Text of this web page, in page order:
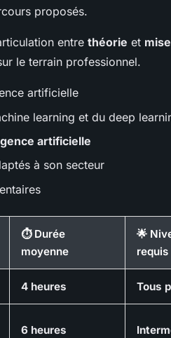
proposés.
entre théorie et
le terrain professionnel.
artificielle
learning et du deep
artificielle
à son secteur
⏱️ Durée
moyenne
🌟
requis
4 heures Tous
6 heures